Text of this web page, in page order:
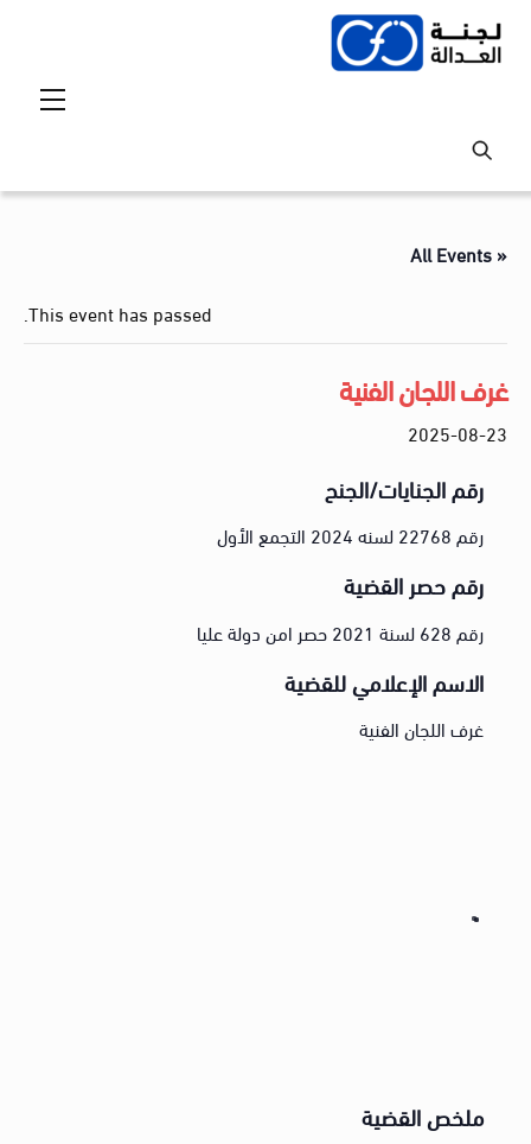
Skip
« All Events
This event has passed.
غرف اللجان الفنية
2025-08-23
رقم الجنايات/الجنح
رقم 22768 لسنه 2024 التجمع الأول
رقم حصر القضية
رقم 628 لسنة 2021 حصر امن دولة عليا
الاسم الإعلامي للقضية
غرف اللجان الفنية
ملخص القضية